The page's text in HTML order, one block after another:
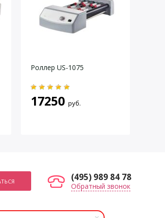
Роллер US-1075
17250 руб.
(495) 989 84 78
Обратный звонок